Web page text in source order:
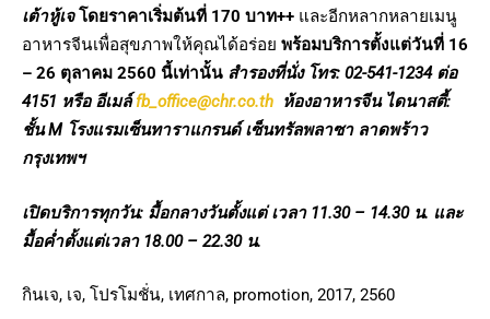
เต้าหู้เจ โดยราคาเริ่มต้นที่ 170 บาท++ และอีกหลากหลายเมนู
อาหารจีนเพื่อสุขภาพให้คุณได้อร่อย พร้อมบริการตั้งแต่วันที่ 16
– 26 ตุลาคม 2560 นี้เท่านั้น สำรองที่นั่ง โทร: 02-541-1234 ต่อ
4151 หรือ อีเมล์fb_office@chr.co.th ห้องอาหารจีน ไดนาสตี้:
ชั้น M โรงแรมเซ็นทาราแกรนด์ เซ็นทรัลพลาซา ลาดพร้าว
กรุงเทพฯ
เปิดบริการทุกวัน: มื้อกลางวันตั้งแต่ เวลา 11.30 – 14.30 น. และ
มื้อค่ำตั้งแต่เวลา 18.00 – 22.30 น.
กินเจ, เจ, โปรโมชั่น, เทศกาล, promotion, 2017, 2560